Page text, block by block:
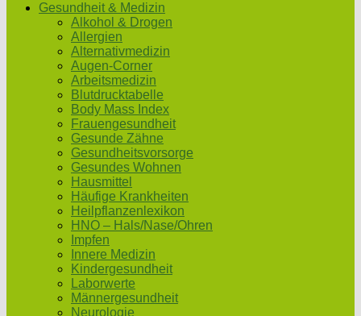
Gesundheit & Medizin
Alkohol & Drogen
Allergien
Alternativmedizin
Augen-Corner
Arbeitsmedizin
Blutdrucktabelle
Body Mass Index
Frauengesundheit
Gesunde Zähne
Gesundheitsvorsorge
Gesundes Wohnen
Hausmittel
Häufige Krankheiten
Heilpflanzenlexikon
HNO – Hals/Nase/Ohren
Impfen
Innere Medizin
Kindergesundheit
Laborwerte
Männergesundheit
Neurologie